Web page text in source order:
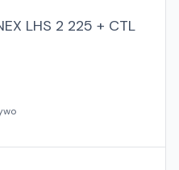
LHS 2 225 + CTL